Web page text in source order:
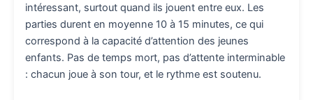
intéressant, surtout quand ils jouent entre eux. Les
parties durent en moyenne 10 à 15 minutes, ce qui
correspond à la capacité d’attention des jeunes
enfants. Pas de temps mort, pas d’attente interminable
: chacun joue à son tour, et le rythme est soutenu.